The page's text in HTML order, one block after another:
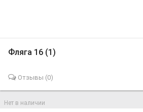
Фляга 16 (1)
Отзывы (0)
Нет в наличии